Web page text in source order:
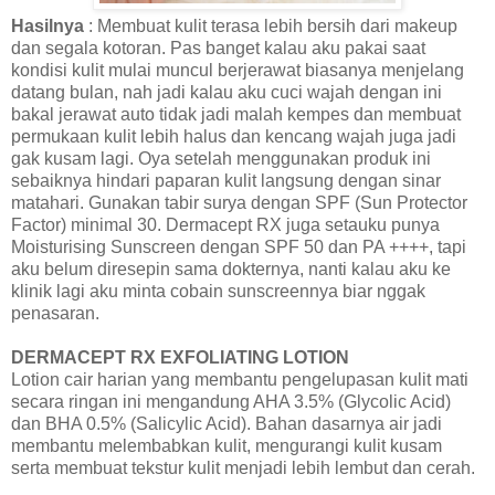
Hasilnya : Membuat kulit terasa lebih bersih dari makeup
dan segala kotoran. Pas banget kalau aku pakai saat
kondisi kulit mulai muncul berjerawat biasanya menjelang
datang bulan, nah jadi kalau aku cuci wajah dengan ini
bakal jerawat auto tidak jadi malah kempes dan membuat
permukaan kulit lebih halus dan kencang wajah juga jadi
gak kusam lagi. Oya setelah menggunakan produk ini
sebaiknya hindari paparan kulit langsung dengan sinar
matahari. Gunakan tabir surya dengan SPF (Sun Protector
Factor) minimal 30. Dermacept RX juga setauku punya
Moisturising Sunscreen dengan SPF 50 dan PA ++++, tapi
aku belum diresepin sama dokternya, nanti kalau aku ke
klinik lagi aku minta cobain sunscreennya biar nggak
penasaran.
DERMACEPT RX EXFOLIATING LOTION
Lotion cair harian yang membantu pengelupasan kulit mati
secara ringan ini mengandung AHA 3.5% (Glycolic Acid)
dan BHA 0.5% (Salicylic Acid). Bahan dasarnya air jadi
membantu melembabkan kulit, mengurangi kulit kusam
serta membuat tekstur kulit menjadi lebih lembut dan cerah.